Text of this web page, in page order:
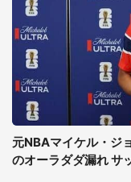
元NBAマイケル・ジ
のオーラダダ漏れ サ